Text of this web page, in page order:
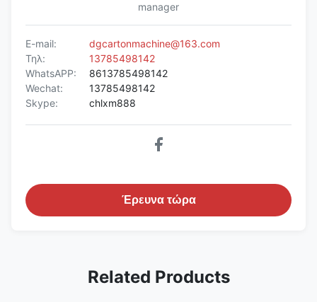
manager
E-mail:
dgcartonmachine@163.com
Τηλ:
13785498142
WhatsAPP:
8613785498142
Wechat:
13785498142
Skype:
chlxm888
Έρευνα τώρα
Related Products